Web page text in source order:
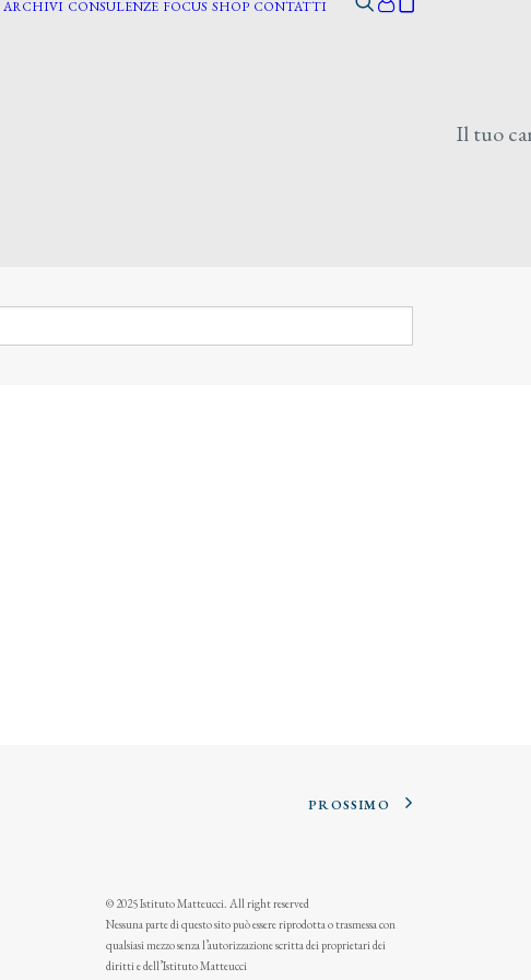
ARCHIVI CONSULENZE FOCUS SHOP CONTATTI
Il tuo
PROSSIMO
© 2025 Istituto Matteucci. All right reserved
Nessuna parte di questo sito può essere riprodotta o trasmessa con
qualsiasi mezzo senza l’autorizzazione scritta dei proprietari dei
diritti e dell’Istituto Matteucci